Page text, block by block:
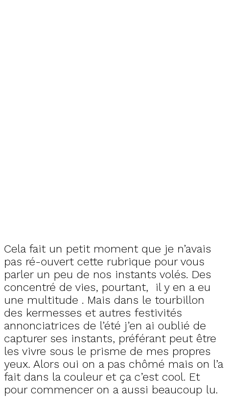
Cela fait un petit moment que je n’avais
pas ré-ouvert cette rubrique pour vous
parler un peu de nos instants volés. Des
concentré de vies, pourtant, il y en a eu
une multitude . Mais dans le tourbillon
des kermesses et autres festivités
annonciatrices de l’été j’en ai oublié de
capturer ses instants, préférant peut être
les vivre sous le prisme de mes propres
yeux. Alors oui on a pas chômé mais on l’a
fait dans la couleur et ça c’est cool. Et
pour commencer on a aussi beaucoup lu.